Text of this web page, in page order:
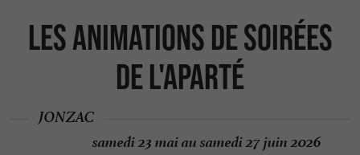
Les animations de soirées
de l'Aparté
JONZAC
samedi 23 mai au samedi 27 juin 2026